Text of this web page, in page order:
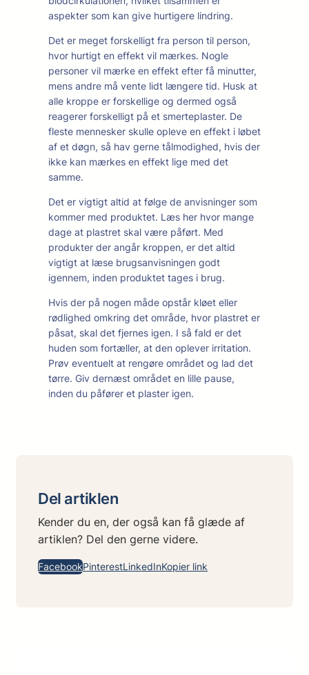
aspekter som kan give hurtigere lindring.
Det er meget forskelligt fra person til person,
hvor hurtigt en effekt vil mærkes. Nogle
personer vil mærke en effekt efter få minutter,
mens andre må vente lidt længere tid. Husk at
alle kroppe er forskellige og dermed også
reagerer forskelligt på et smerteplaster. De
fleste mennesker skulle opleve en effekt i løbet
af et døgn, så hav gerne tålmodighed, hvis der
ikke kan mærkes en effekt lige med det
samme.
Det er vigtigt altid at følge de anvisninger som
kommer med produktet. Læs her hvor mange
dage at plastret skal være påført. Med
produkter der angår kroppen, er det altid
vigtigt at læse brugsanvisningen godt
igennem, inden produktet tages i brug.
Hvis der på nogen måde opstår kløet eller
rødlighed omkring det område, hvor plastret er
påsat, skal det fjernes igen. I så fald er det
huden som fortæller, at den oplever irritation.
Prøv eventuelt at rengøre området og lad det
tørre. Giv dernæst området en lille pause,
inden du påfører et plaster igen.
Del artiklen
Kender du en, der også kan få glæde af
artiklen? Del den gerne videre.
FacebookPinterestLinkedInKopier link